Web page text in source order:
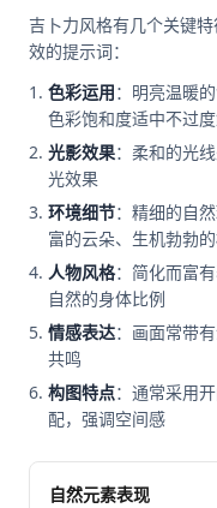
吉卜力风格有几个关键
效的提示词：
色彩运用：明亮温暖
色彩饱和度适中不过
光影效果：柔和的光
光效果
环境细节：精细的自
富的云朵、生机勃勃
人物风格：简化而富
自然的身体比例
情感表达：画面常带
共鸣
构图特点：通常采用
配，强调空间感
自然元素表现